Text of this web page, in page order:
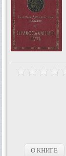
О КНИГЕ